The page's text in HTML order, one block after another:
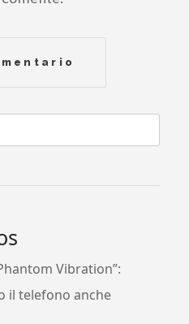
Vibration”:
il telefono anche